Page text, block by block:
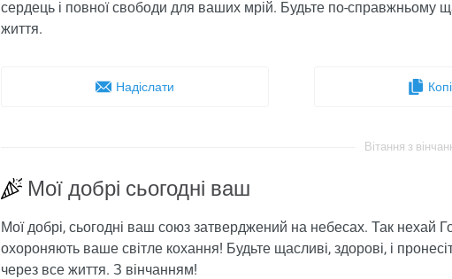
сердець і повної свободи для ваших мрій. Будьте по-справжньому
життя.
Надіслати
Вітання з
Мої добрі сьогодні ваш
Мої добрі, сьогодні ваш союз затверджений на небесах. Так нехай
охороняють ваше світле кохання! Будьте щасливі, здорові, і
через все життя. З вінчанням!